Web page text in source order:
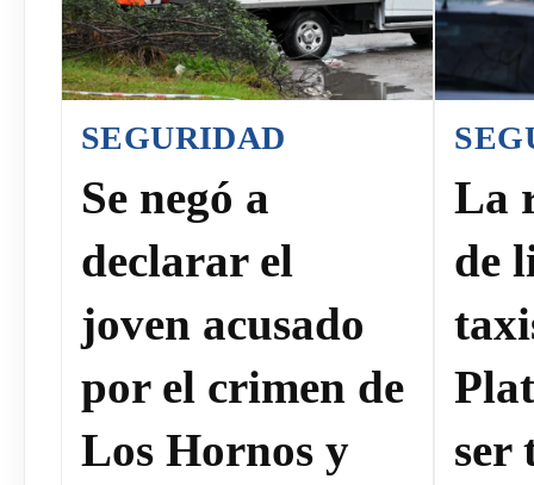
SEGURIDAD
Se negó a
declarar el
joven acusado
por el crimen de
Los Hornos y
La
de
ser